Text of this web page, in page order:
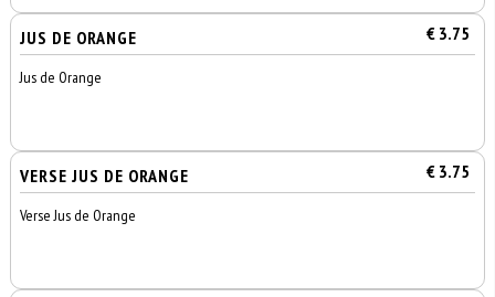
JUS DE ORANGE € 3.75
Jus de Orange
VERSE JUS DE ORANGE € 3.75
Verse Jus de Orange